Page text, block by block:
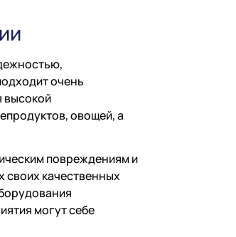
очень
высокой
овощей, а
повреждениям и
своих качественных
могут себе